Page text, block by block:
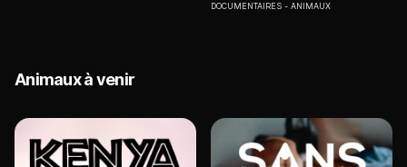
DOCUMENTAIRES ANIMAUX
Animaux à venir